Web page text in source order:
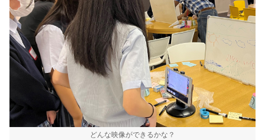
どんな映像ができるかな？